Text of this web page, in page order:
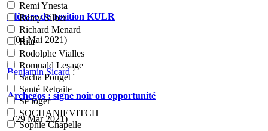
Remi Ynesta
Rémy Silber
Richard Menard
Rita
Rodolphe Vialles
Romuald Lesage
Sacha Pouget
Santé Retraite
Se loger
SOCHANIEVITCH
Sophie Chapelle
Clôture de position KULR
- (04 Mai 2021)
Benjamin Sicard:
Archegos : signe noir ou opportunité
- (29 Mar 2021)